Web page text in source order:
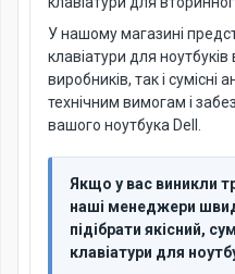
У нашому магазині
клавіатури для
виробників, так і сумісні
технічним вимогам і
вашого ноутбука Dell.
Якщо у вас виникли
наші менеджери
підібрати якісний,
клавіатури для